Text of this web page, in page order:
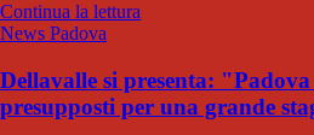
Continua la lettura
News Padova
Dellavalle si presenta:
presupposti per una grande